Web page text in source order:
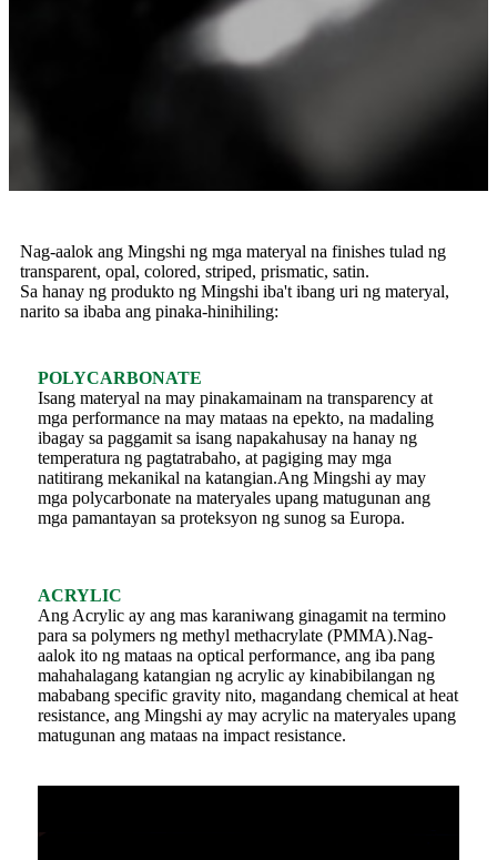
Nag-aalok ang Mingshi ng mga materyal na finishes tulad ng
transparent, opal, colored, striped, prismatic, satin.
Sa hanay ng produkto ng Mingshi iba't ibang uri ng materyal,
narito sa ibaba ang pinaka-hinihiling:
POLYCARBONATE
Isang materyal na may pinakamainam na transparency at
mga performance na may mataas na epekto, na madaling
ibagay sa paggamit sa isang napakahusay na hanay ng
temperatura ng pagtatrabaho, at pagiging may mga
natitirang mekanikal na katangian.Ang Mingshi ay may
mga polycarbonate na materyales upang matugunan ang
mga pamantayan sa proteksyon ng sunog sa Europa.
ACRYLIC
Ang Acrylic ay ang mas karaniwang ginagamit na termino
para sa polymers ng methyl methacrylate (PMMA).Nag-
aalok ito ng mataas na optical performance, ang iba pang
mahahalagang katangian ng acrylic ay kinabibilangan ng
mababang specific gravity nito, magandang chemical at heat
resistance, ang Mingshi ay may acrylic na materyales upang
matugunan ang mataas na impact resistance.